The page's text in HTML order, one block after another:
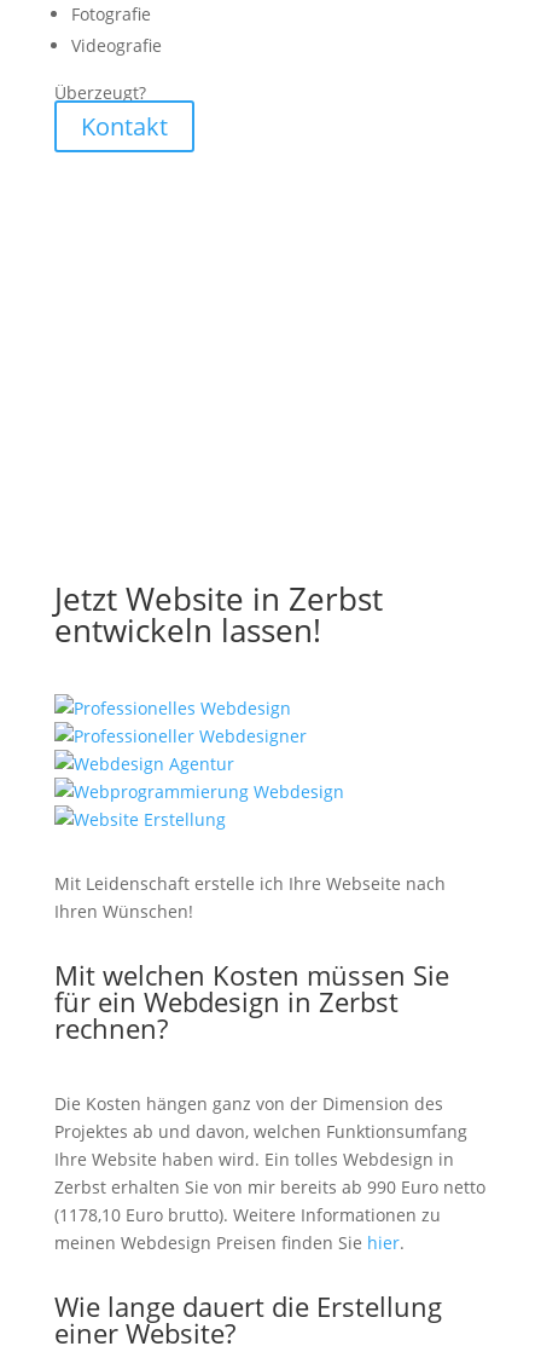
Fotografie
Videografie
Überzeugt?
Kontakt
Jetzt Website in Zerbst
entwickeln lassen!
Mit Leidenschaft erstelle ich Ihre Webseite nach
Ihren Wünschen!
Mit welchen Kosten müssen Sie
für ein Webdesign in Zerbst
rechnen?
Die Kosten hängen ganz von der Dimension des
Projektes ab und davon, welchen Funktionsumfang
Ihre Website haben wird. Ein tolles Webdesign in
Zerbst erhalten Sie von mir bereits ab 990 Euro netto
(1178,10 Euro brutto). Weitere Informationen zu
meinen Webdesign Preisen finden Sie hier.
Wie lange dauert die Erstellung
einer Website?